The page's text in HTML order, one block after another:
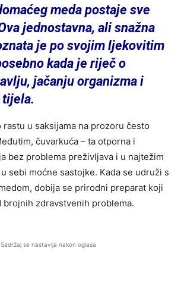
meda postaje sve
jednostavna, ali snažna
je po svojim ljekovitim
kada je riječ o
jačanju organizma i
u saksijama na prozoru često
čuvarkuća – ta otporna i
bez problema preživljava i u najtežim
sebi moćne sastojke. Kada se udruži s
dobija se prirodni preparat koji
brojnih zdravstvenih problema.
Sadržaj se nastavlja nakon oglasa